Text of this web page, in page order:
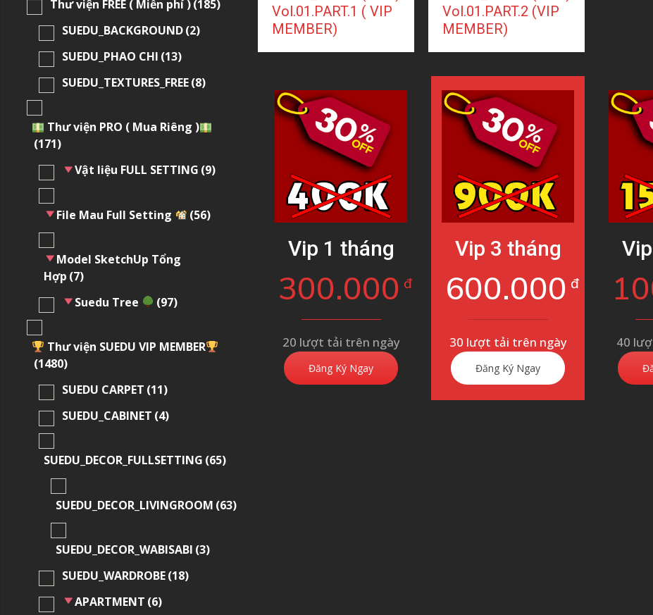
Vol.01.PART.1 ( VIP
MEMBER)
Vol.01.PART.2 (VIP
MEMBER)
Vip 1 tháng
300.000 đ
20 lượt tải trên ngày
Đăng Ký Ngay
Vip 3 tháng
600.000 đ
30 lượt tải trên ngày
Đăng Ký Ngay
40
Thư viện FREE ( Miễn phí )(185)
SUEDU_BACKGROUND(2)
SUEDU_PHAO CHI (13)
SUEDU_TEXTURES_FREE(8)
Thư viện PRO ( Mua Riêng )
(171)
Vật liệu FULL SETTING (9)
File Mau Full Setting (56)
Model SketchUp Tổng
Hợp (7)
Suedu Tree
(97)
Thư viện SUEDU VIP MEMBER
(1480)
SUEDU CARPET (11)
SUEDU_CABINET (4)
SUEDU_DECOR_FULLSETTING (65)
SUEDU_DECOR_LIVINGROOM (63)
SUEDU_DECOR_WABISABI (3)
SUEDU_WARDROBE(18)
APARTMENT (6)